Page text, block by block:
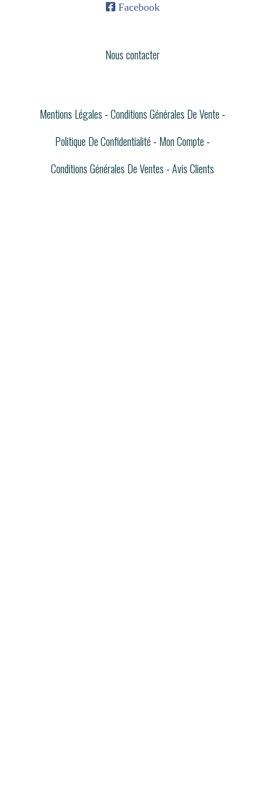
 Facebook
Nous contacter
Mentions Légales Conditions Générales De Vente
Politique De Confidentialité
Mon Compte
Conditions Générales De Ventes Avis Clients